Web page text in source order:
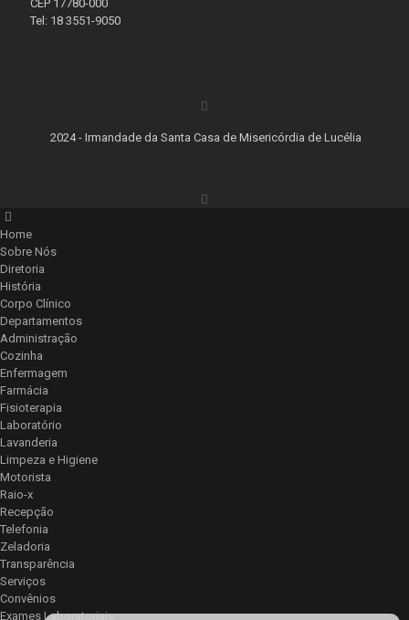
CEP 17780-000
Tel: 18 3551-9050
2024 - Irmandade da Santa Casa de Misericórdia de Lucélia
Home
Sobre Nós
Diretoria
História
Corpo Clínico
Departamentos
Administração
Cozinha
Enfermagem
Farmácia
Fisioterapia
Laboratório
Lavanderia
Limpeza e Higiene
Motorista
Raio-x
Recepção
Telefonia
Zeladoria
Transparência
Serviços
Convênios
Exames Laboratoriais